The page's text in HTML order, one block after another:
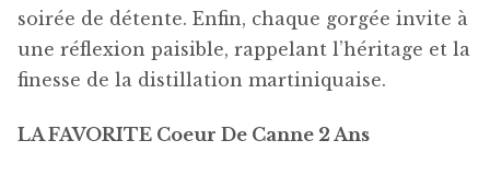
soirée de détente. Enfin, chaque gorgée invite à
une réflexion paisible, rappelant l’héritage et la
finesse de la distillation martiniquaise.
LA FAVORITE Coeur De Canne 2 Ans